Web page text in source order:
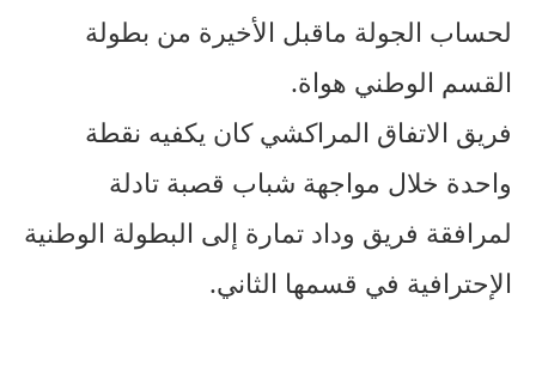
لحساب الجولة ماقبل الأخيرة من بطولة
القسم الوطني هواة.
فريق الاتفاق المراكشي كان يكفيه نقطة
واحدة خلال مواجهة شباب قصبة تادلة
لمرافقة فريق وداد تمارة إلى البطولة الوطنية
الإحترافية في قسمها الثاني.